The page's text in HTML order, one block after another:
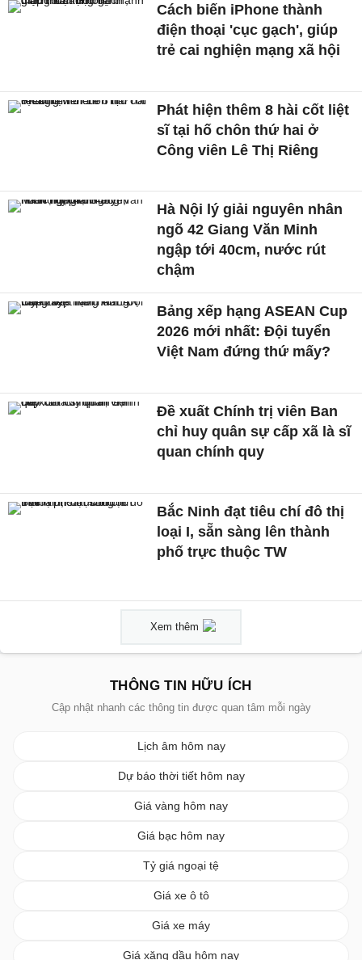
Cách biến iPhone thành
điện thoại 'cục gạch', giúp
trẻ cai nghiện mạng xã hội
Phát hiện thêm 8 hài cốt liệt
sĩ tại hố chôn thứ hai ở
Công viên Lê Thị Riêng
Hà Nội lý giải nguyên nhân
ngõ 42 Giang Văn Minh
ngập tới 40cm, nước rút
chậm
Bảng xếp hạng ASEAN Cup
2026 mới nhất: Đội tuyển
Việt Nam đứng thứ mấy?
Đề xuất Chính trị viên Ban
chỉ huy quân sự cấp xã là sĩ
quan chính quy
Bắc Ninh đạt tiêu chí đô thị
loại I, sẵn sàng lên thành
phố trực thuộc TW
Xem thêm
THÔNG TIN HỮU ÍCH
Cập nhật nhanh các thông tin được quan tâm mỗi ngày
Lịch âm hôm nay
Dự báo thời tiết hôm nay
Giá vàng hôm nay
Giá bạc hôm nay
Tỷ giá ngoại tệ
Giá xe ô tô
Giá xe máy
Giá xăng dầu hôm nay